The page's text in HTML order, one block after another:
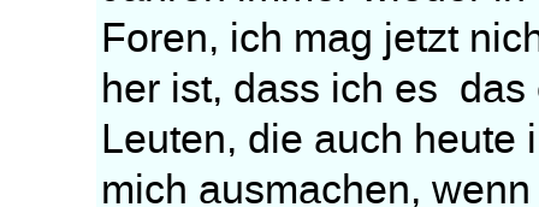
Foren, ich mag jetzt
her ist, dass ich es
Leuten, die auch heute
mich ausmachen,